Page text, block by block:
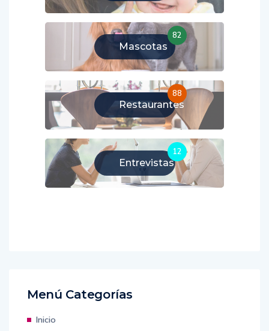
Mascotas
82
Restaurantes
88
Entrevistas
12
Menú Categorías
Inicio